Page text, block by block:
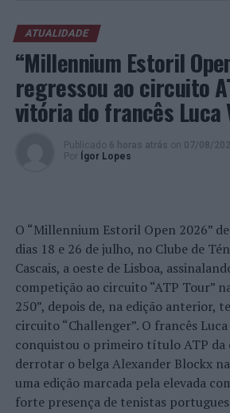
ATUALIDADE
“Millennium Estoril
regressou ao circuito
vitória do francês Luca
Publicado 6 horas atrás on 07/08/
Por
Ígor Lopes
O “Millennium Estoril Open 2026”
dias 18 e 26 de julho, no Clube de
Cascais, a oeste de Lisboa,
competição ao circuito “ATP Tour”
250”, depois de, na edição anterior,
circuito “Challenger”. O francês Luca
conquistou o primeiro título ATP da
derrotar o belga Alexander Blockx
uma edição marcada pela elevada
forte presença de tenistas